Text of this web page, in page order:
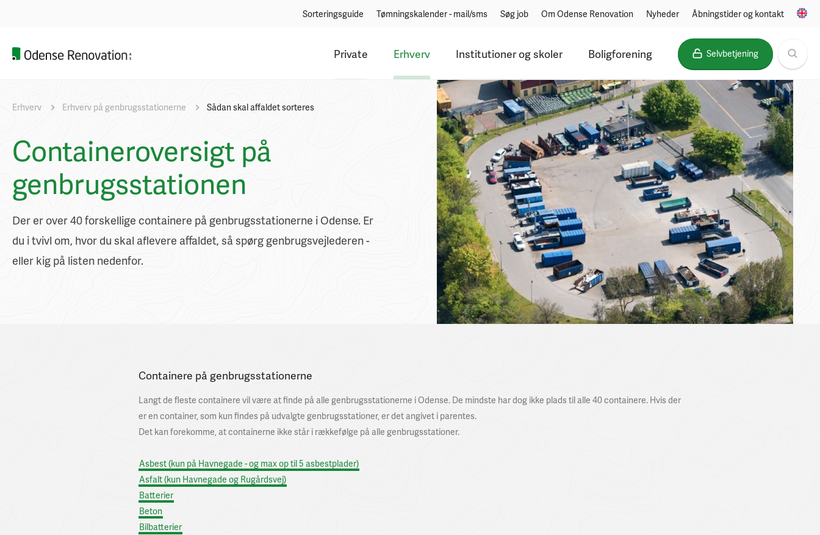
Sorteringsguide Tømningskalender - mail/sms Søg job Om Odense Renovation Nyheder Åbningstider og kontakt
Private Erhverv Institutioner og skoler Boligforening Selvbetjening
Erhverv Erhverv på genbrugsstationerne Sådan skal affaldet sorteres
Containeroversigt på
genbrugsstationen
Der er over 40 forskellige containere på genbrugsstationerne i Odense. Er
du i tvivl om, hvor du skal aflevere affaldet, så spørg genbrugsvejlederen -
eller kig på listen nedenfor.
Containere på genbrugsstationerne
Langt de fleste containere vil være at finde på alle genbrugsstationerne i Odense. De mindste har dog ikke plads til alle 40 containere. Hvis der
er en container, som kun findes på udvalgte genbrugsstationer, er det angivet i parentes.
Det kan forekomme, at containerne ikke står i rækkefølge på alle genbrugsstationer.
Asbest (kun på Havnegade - og max op til 5 asbestplader)
Asfalt (kun Havnegade og Rugårdsvej)
Batterier
Beton
Bilbatterier